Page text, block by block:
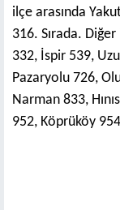
ilçe arasında
316. Sırada.
332, İspir 539,
Pazaryolu 726,
Narman 833,
952, Köprüköy